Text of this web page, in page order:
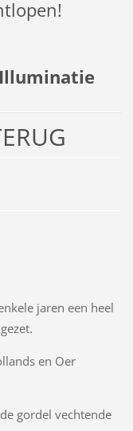
jaren een heel
en Oer
gordel vechtende